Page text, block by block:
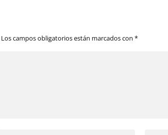
Los campos obligatorios están marcados con*